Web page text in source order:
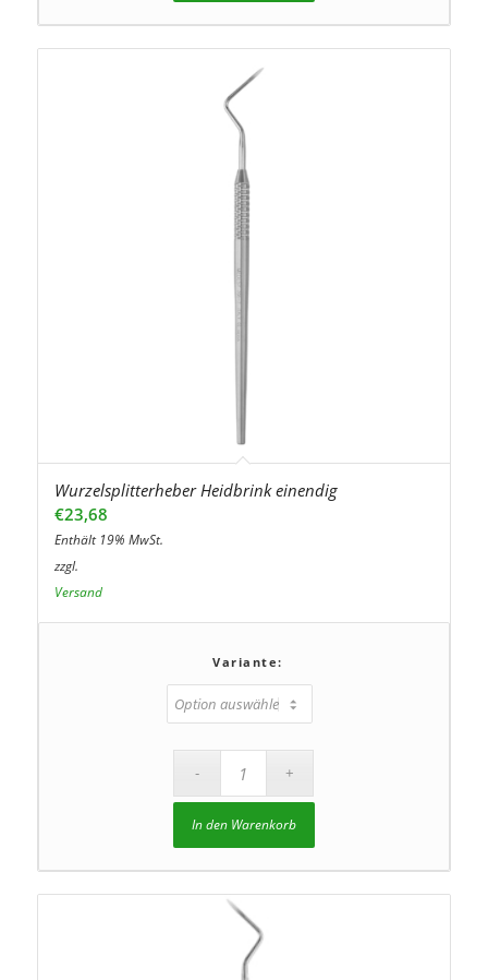
Wurzelsplitterheber Heidbrink einendig
€23,68
Enthält 19% MwSt.
zzgl.
Versand
Variante:
In den Warenkorb